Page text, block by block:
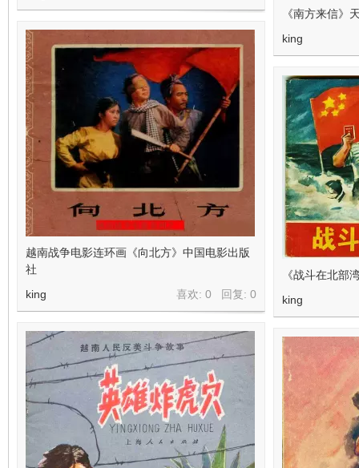
《南方来信》
king
越南战争电影连环画《向北方》中国电影出版
社
喜欢: 0 回复: 0
king
《战斗在北部
king